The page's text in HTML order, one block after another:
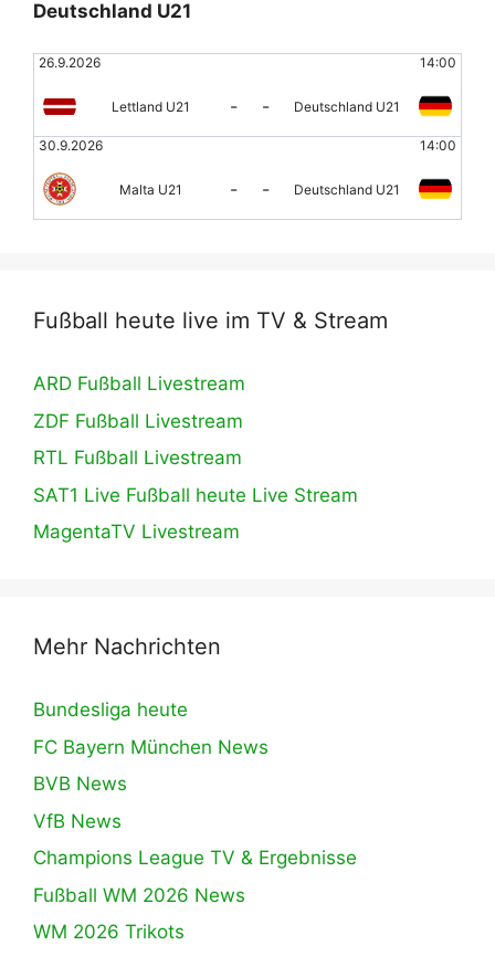
Deutschland U21
26.9.2026 14:00
Lettland U21 - - Deutschland U21
30.9.2026 14:00
Malta U21 - - Deutschland U21
Fußball heute live im TV & Stream
ARD Fußball Livestream
ZDF Fußball Livestream
RTL Fußball Livestream
SAT1 Live Fußball heute Live Stream
MagentaTV Livestream
Mehr Nachrichten
Bundesliga heute
FC Bayern München News
BVB News
VfB News
Champions League TV & Ergebnisse
Fußball WM 2026 News
WM 2026 Trikots